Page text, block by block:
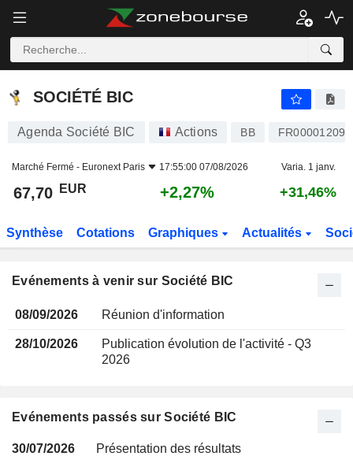
SOCIÉTÉ BIC
SOCIÉTÉ BIC
Agenda Société BIC Actions BB
Marché Fermé - Euronext Paris 17:55:00 07/08/2026 Varia. 1 janv.
67,70 EUR +2,27% +31,46%
Synthèse Cotations Graphiques Actualités
Evénements à venir sur Société BIC
08/09/2026 Réunion d'information
28/10/2026
Publication évolution de l'activité - Q3
2026
Evénements passés sur Société BIC
30/07/2026
Présentation des résultats